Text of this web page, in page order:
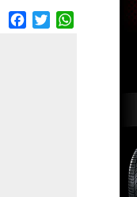
FacebookTwitter